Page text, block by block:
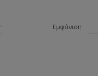
Εμφάνιση